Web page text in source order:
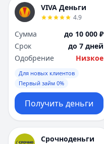
VIVA Деньги
4.9
Сумма
до 10 000 ₽
Срок
до 7 дней
Одобрение
Низкое
Для новых клиентов
Первый займ 0%
Получить деньги
Срочноденьги